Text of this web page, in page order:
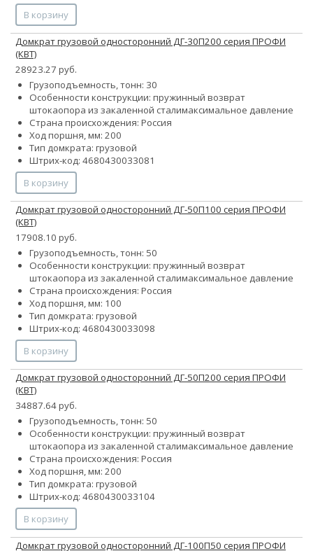
В корзину
Домкрат грузовой односторонний ДГ-30П200 серия ПРОФИ
(КВТ)
28923.27 руб.
Грузоподъемность, тонн: 30
Особенности конструкции: пружинный возврат
штокаопора из закаленной сталимаксимальное давление
Страна происхождения: Россия
Ход поршня, мм: 200
Тип домкрата: грузовой
Штрих-код: 4680430033081
В корзину
Домкрат грузовой односторонний ДГ-50П100 серия ПРОФИ
(КВТ)
17908.10 руб.
Грузоподъемность, тонн: 50
Особенности конструкции: пружинный возврат
штокаопора из закаленной сталимаксимальное давление
Страна происхождения: Россия
Ход поршня, мм: 100
Тип домкрата: грузовой
Штрих-код: 4680430033098
В корзину
Домкрат грузовой односторонний ДГ-50П200 серия ПРОФИ
(КВТ)
34887.64 руб.
Грузоподъемность, тонн: 50
Особенности конструкции: пружинный возврат
штокаопора из закаленной сталимаксимальное давление
Страна происхождения: Россия
Ход поршня, мм: 200
Тип домкрата: грузовой
Штрих-код: 4680430033104
В корзину
Домкрат грузовой односторонний ДГ-100П50 серия ПРОФИ